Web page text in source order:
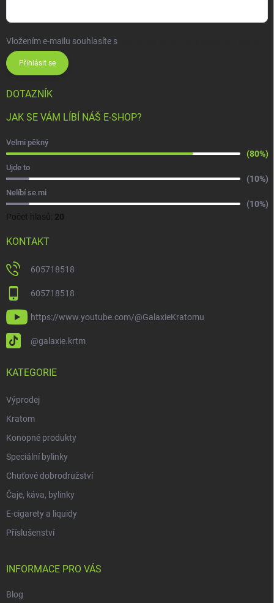
Vložením e-mailu souhlasíte s
Přihlásit se
DOTAZNÍK
JAK SE VÁM LÍBÍ NÁŠ E-SHOP?
Velmi pěkný
(80%)
Ujde to
(10%)
Nelíbí se mi
(10%)
Počet hlasů: 20
KONTAKT
605718518
605718518
https://www.youtube.com/@GalaxieKratomu
@galaxie.krtm
KATEGORIE
Výprodej
Kratom
Konopné produkty
Speciální bylinky
Chuťové dobrodružství
Čaje, káva, bylinky
E-cigarety a liquidy
Příslušenství
INFORMACE PRO VÁS
Blog